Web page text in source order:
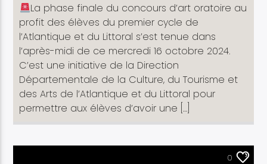
La phase finale du concours d’art oratoire au
profit des élèves du premier cycle de
l’Atlantique et du Littoral s’est tenue dans
l’après-midi de ce mercredi 16 octobre 2024.
C’est une initiative de la Direction
Départementale de la Culture, du Tourisme et
des Arts de l’Atlantique et du Littoral pour
permettre aux élèves d’avoir une […]
0